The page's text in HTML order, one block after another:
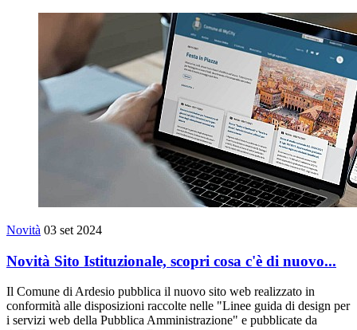
Novità 03 set 2024
Novità Sito Istituzionale, scopri cosa c'è di nuovo...
Il Comune di Ardesio pubblica il nuovo sito web realizzato in
conformità alle disposizioni raccolte nelle "Linee guida di design per
i servizi web della Pubblica Amministrazione" e pubblicate da